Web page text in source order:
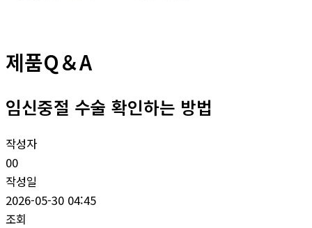
제품Q＆A
임신중절 수술 확인하는 방법
작성자
00
작성일
2026-05-30 04:45
조회